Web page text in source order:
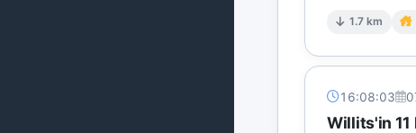
1.7 km
16:08:03
Willits'in